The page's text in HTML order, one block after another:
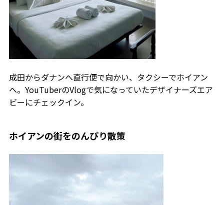
成田からダナンへ直行便で向かい、タクシーでホイアン
へ。YouTuberのVlogで気になっていたデザイナーズエア
ビーにチェックイン。
ホイアンの街をのんびり散策